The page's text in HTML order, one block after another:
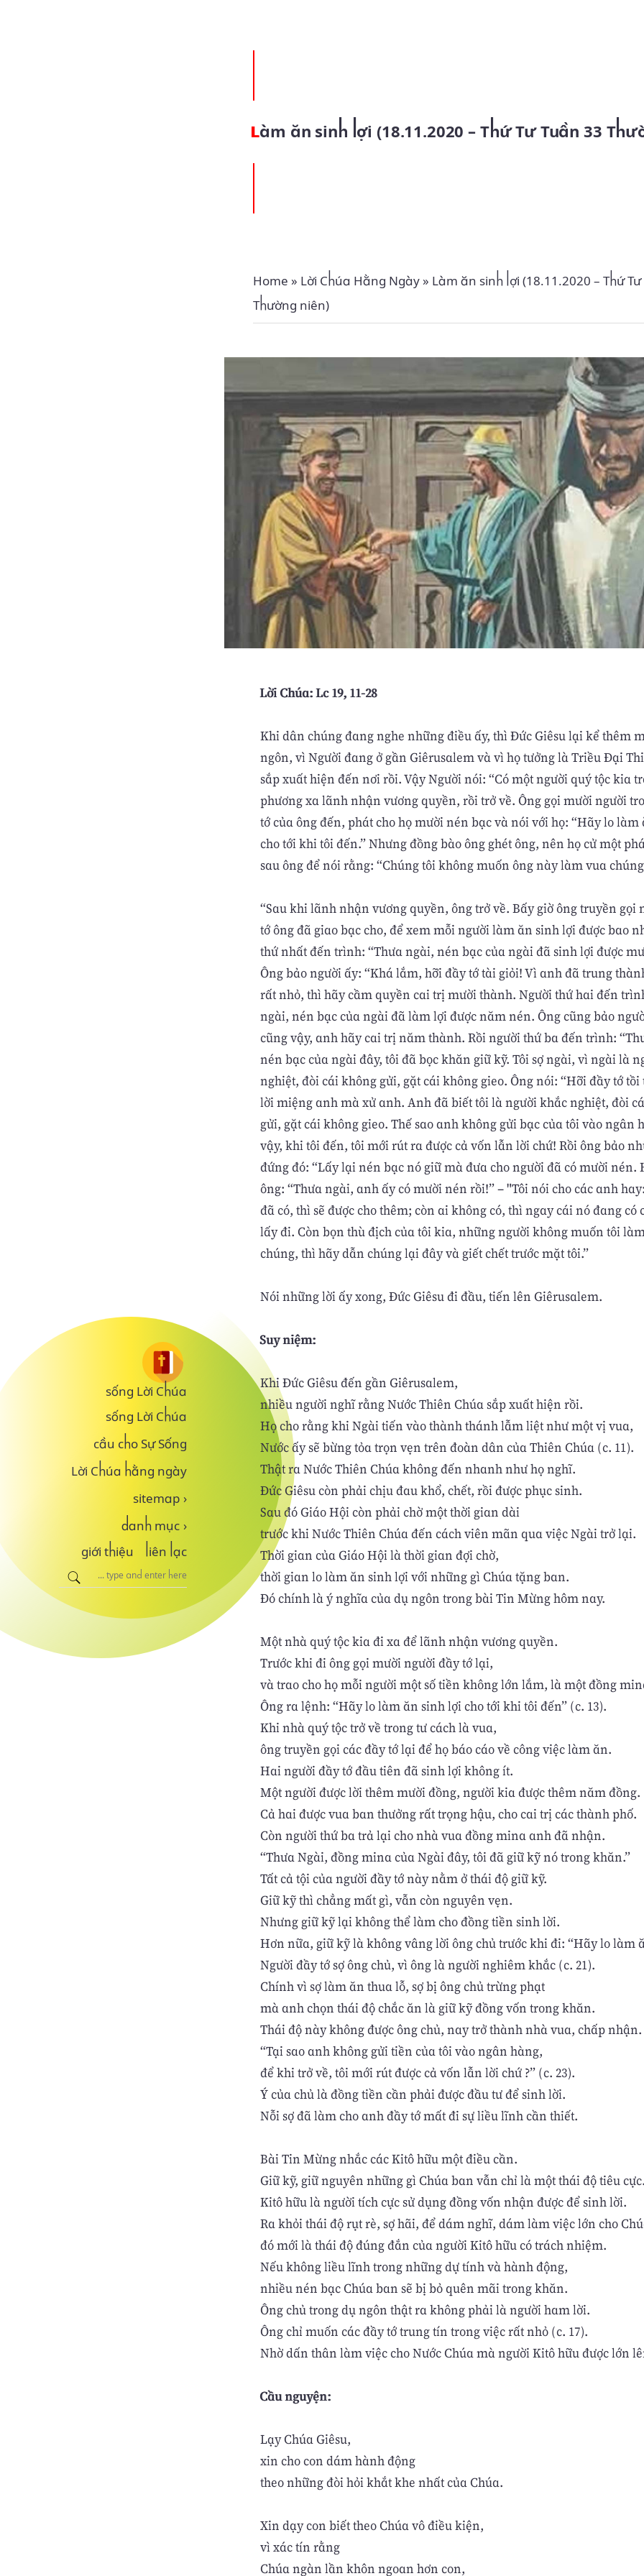
sống Lời Chúa
sống Lời Chúa
cầu cho Sự Sống
Lời Chúa hằng ngày
sitemap ›
danh mục ›
giới thiệu
liên lạc
Làm ăn sinh lợi (18.11.2020 – Thứ Tư Tuần 33
Home » Lời Chúa Hằng Ngày» Làm ăn sinh lợi (18.11.2020 – Thứ
Thường niên)
Lời Chúa: Lc 19, 11-28
Khi dân chúng đang nghe những điều ấy, thì Đức Giêsu lại kể thêm
ngôn, vì Người đang ở gần Giêrusalem và vì họ tưởng là Triều Đại
sắp xuất hiện đến nơi rồi. Vậy Người nói: “Có một người quý tộc kia
phương xa lãnh nhận vương quyền, rồi trở về. Ông gọi mười người
tớ của ông đến, phát cho họ mười nén bạc và nói với họ: “Hãy lo
cho tới khi tôi đến.” Nhưng đồng bào ông ghét ông, nên họ cử một
sau ông để nói rằng: “Chúng tôi không muốn ông này làm vua
“Sau khi lãnh nhận vương quyền, ông trở về. Bấy giờ ông truyền gọi
tớ ông đã giao bạc cho, để xem mỗi người làm ăn sinh lợi được bao
thứ nhất đến trình: “Thưa ngài, nén bạc của ngài đã sinh lợi được
Ông bảo người ấy: “Khá lắm, hỡi đầy tớ tài giỏi! Vì anh đã trung
rất nhỏ, thì hãy cầm quyền cai trị mười thành. Người thứ hai đến
ngài, nén bạc của ngài đã làm lợi được năm nén. Ông cũng bảo
cũng vậy, anh hãy cai trị năm thành. Rồi người thứ ba đến trình:
nén bạc của ngài đây, tôi đã bọc khăn giữ kỹ. Tôi sợ ngài, vì ngài là
nghiệt, đòi cái không gửi, gặt cái không gieo. Ông nói: “Hỡi đầy tớ tồi
lời miệng anh mà xử anh. Anh đã biết tôi là người khắc nghiệt, đòi
gửi, gặt cái không gieo. Thế sao anh không gửi bạc của tôi vào ngân
vậy, khi tôi đến, tôi mới rút ra được cả vốn lẫn lời chứ! Rồi ông bảo
đứng đó: “Lấy lại nén bạc nó giữ mà đưa cho người đã có mười nén.
ông: “Thưa ngài, anh ấy có mười nén rồi!” – "Tôi nói cho các anh
đã có, thì sẽ được cho thêm; còn ai không có, thì ngay cái nó đang có
lấy đi. Còn bọn thù địch của tôi kia, những người không muốn tôi
chúng, thì hãy dẫn chúng lại đây và giết chết trước mặt tôi.”
Nói những lời ấy xong, Đức Giêsu đi đầu, tiến lên Giêrusalem.
Suy niệm:
Khi Đức Giêsu đến gần Giêrusalem,
nhiều người nghĩ rằng Nước Thiên Chúa sắp xuất hiện rồi.
Họ cho rằng khi Ngài tiến vào thành thánh lẫm liệt như một vị vua,
Nước ấy sẽ bừng tỏa trọn vẹn trên đoàn dân của Thiên Chúa (c. 11).
Thật ra Nước Thiên Chúa không đến nhanh như họ nghĩ.
Đức Giêsu còn phải chịu đau khổ, chết, rồi được phục sinh.
Sau đó Giáo Hội còn phải chờ một thời gian dài
trước khi Nước Thiên Chúa đến cách viên mãn qua việc Ngài trở lại.
Thời gian của Giáo Hội là thời gian đợi chờ,
thời gian lo làm ăn sinh lợi với những gì Chúa tặng ban.
Đó chính là ý nghĩa của dụ ngôn trong bài Tin Mừng hôm nay.
Một nhà quý tộc kia đi xa để lãnh nhận vương quyền.
Trước khi đi ông gọi mười người đầy tớ lại,
và trao cho họ mỗi người một số tiền không lớn lắm, là một đồng
Ông ra lệnh: “Hãy lo làm ăn sinh lợi cho tới khi tôi đến” (c. 13).
Khi nhà quý tộc trở về trong tư cách là vua,
ông truyền gọi các đầy tớ lại để họ báo cáo về công việc làm ăn.
Hai người đầy tớ đầu tiên đã sinh lợi không ít.
Một người được lời thêm mười đồng, người kia được thêm năm đồng.
Cả hai được vua ban thưởng rất trọng hậu, cho cai trị các thành phố.
Còn người thứ ba trả lại cho nhà vua đồng mina anh đã nhận.
“Thưa Ngài, đồng mina của Ngài đây, tôi đã giữ kỹ nó trong khăn.”
Tất cả tội của người đầy tớ này nằm ở thái độ giữ kỹ.
Giữ kỹ thì chẳng mất gì, vẫn còn nguyên vẹn.
Nhưng giữ kỹ lại không thể làm cho đồng tiền sinh lời.
Hơn nữa, giữ kỹ là không vâng lời ông chủ trước khi đi: “Hãy lo làm
Người đầy tớ sợ ông chủ, vì ông là người nghiêm khắc (c. 21).
Chính vì sợ làm ăn thua lỗ, sợ bị ông chủ trừng phạt
mà anh chọn thái độ chắc ăn là giữ kỹ đồng vốn trong khăn.
Thái độ này không được ông chủ, nay trở thành nhà vua, chấp nhận.
“Tại sao anh không gửi tiền của tôi vào ngân hàng,
để khi trở về, tôi mới rút được cả vốn lẫn lời chứ ?” (c. 23).
Ý của chủ là đồng tiền cần phải được đầu tư để sinh lời.
Nỗi sợ đã làm cho anh đầy tớ mất đi sự liều lĩnh cần thiết.
Bài Tin Mừng nhắc các Kitô hữu một điều cần.
Giữ kỹ, giữ nguyên những gì Chúa ban vẫn chỉ là một thái độ tiêu
Kitô hữu là người tích cực sử dụng đồng vốn nhận được để sinh lời.
Ra khỏi thái độ rụt rè, sợ hãi, để dám nghĩ, dám làm việc lớn cho
đó mới là thái độ đúng đắn của người Kitô hữu có trách nhiệm.
Nếu không liều lĩnh trong những dự tính và hành động,
nhiều nén bạc Chúa ban sẽ bị bỏ quên mãi trong khăn.
Ông chủ trong dụ ngôn thật ra không phải là người ham lời.
Ông chỉ muốn các đầy tớ trung tín trong việc rất nhỏ (c. 17).
Nhờ dấn thân làm việc cho Nước Chúa mà người Kitô hữu được lớn
Cầu nguyện:
Lạy Chúa Giêsu,
xin cho con dám hành động
theo những đòi hỏi khắt khe nhất của Chúa.
Xin dạy con biết theo Chúa vô điều kiện,
vì xác tín rằng
Chúa ngàn lần khôn ngoan hơn con,